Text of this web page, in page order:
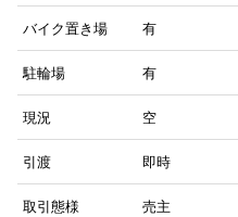
バイク置き場 有
駐輪場 有
現況 空
引渡 即時
取引態様 売主